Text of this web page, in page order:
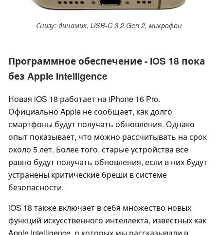
Снизу: динамик, USB-C 3.2 Gen 2, микрофон
Программное обеспечение - iOS 18 пока
без Apple Intelligence
Новая iOS 18 работает на iPhone 16 Pro.
Официально Apple не сообщает, как долго
смартфоны будут получать обновления. Однако
опыт показывает, что можно рассчитывать на срок
около 5 лет. Более того, старые устройства все
равно будут получать обновления, если в них будут
устранены критические бреши в системе
безопасности.
iOS 18 также включает в себя множество новых
функций искусственного интеллекта, известных как